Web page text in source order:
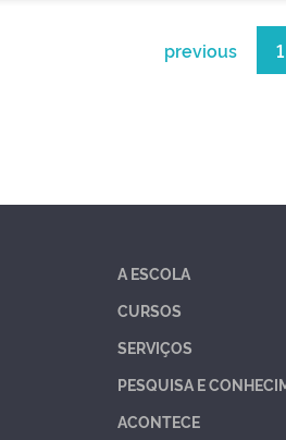
previous 1
A ESCOLA
CURSOS
SERVIÇOS
PESQUISA E
ACONTECE